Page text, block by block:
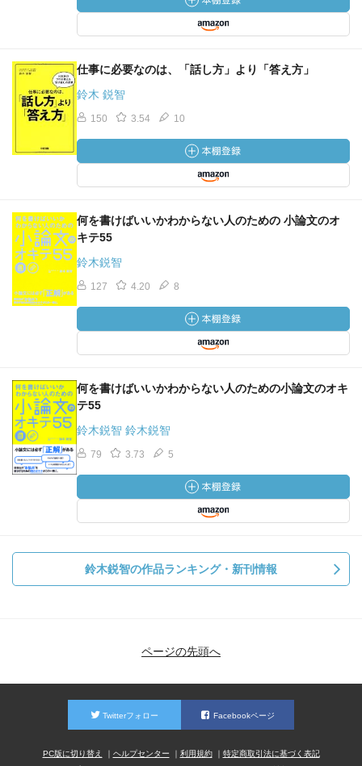
仕事に必要なのは、「話し方」より「答え方」
鈴木 鋭智
150 3.54 10
何を書けばいいかわからない人のための 小論文のオ
キテ55
鈴木鋭智
127 4.20 8
何を書けばいいかわからない人のための小論文のオキ
テ55
鈴木鋭智 鈴木鋭智
79 3.73 5
鈴木鋭智の作品ランキング・新刊情報
ページの先頭へ
Twitterフォロー Facebookページ
PC版に切り替え ヘルプセンター 利用規約
特定商取引法に基づく表記